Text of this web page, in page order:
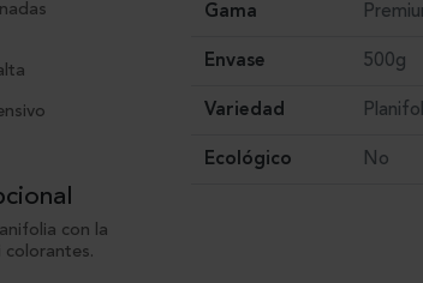
con la
colorantes.
Gama
Envase 500g
Variedad
Ecológico No